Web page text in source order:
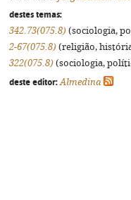
destes temas:
342.73(075.8) (sociologia,
2-67(075.8) (religião,
322(075.8) (sociologia,
deste editor: Almedina